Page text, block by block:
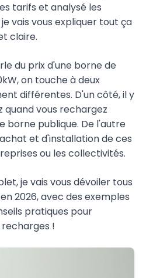
tarifs et analysé les
vais vous expliquer tout ça
claire.
du prix d'une borne de
on touche à deux
différentes. D'un côté, il y
quand vous rechargez
borne publique. De l'autre
et d'installation de ces
ou les collectivités.
je vais vous dévoiler tous
2026, avec des exemples
pratiques pour
!